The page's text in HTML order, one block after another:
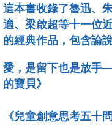
這本書收錄了魯迅、
適、梁啟超等十一位
的經典作品，包含論
愛，是留下也是放手
的寶貝》
《兒童創意思考五十